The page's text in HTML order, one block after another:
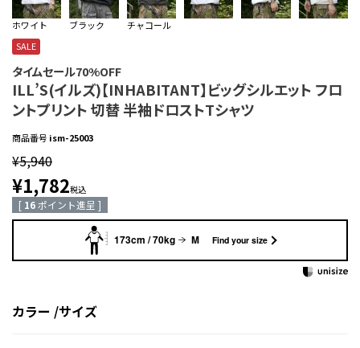
ホワイト ブラック
チャコール
SALE
タイムセール70%OFF
ILL’S(イルズ)【INHABITANT】ビッグシルエット フロ
ントプリント 切替 半袖ドロストTシャツ
商品番号 ism-25003
¥5,940
¥1,782税込
[ 16ポイント進呈 ]
173cm / 70kg M Find your size
カラー サイズ